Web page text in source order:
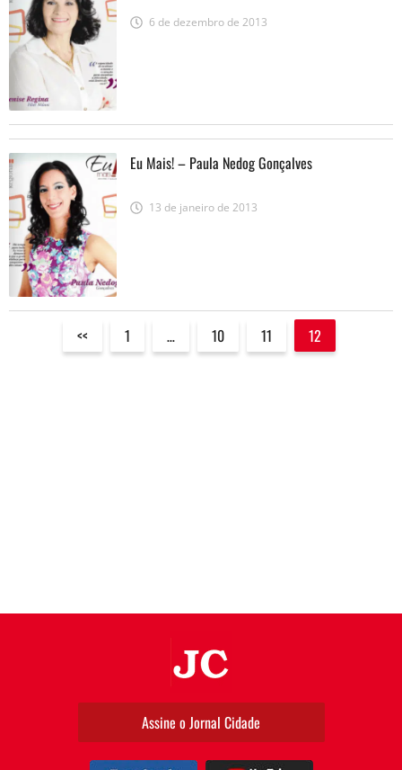
6 de dezembro de 2013
Eu Mais! – Paula Nedog Gonçalves
13 de janeiro de 2013
<< 1 … 10 11 12
Assine o Jornal Cidade